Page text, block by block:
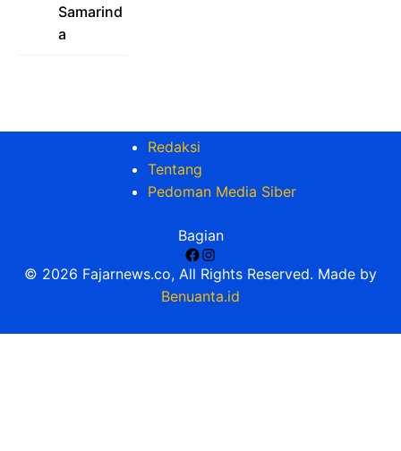
Samarind
a
Redaksi
Tentang
Pedoman Media Siber
Bagian
Facebook
Instagram
© 2026 Fajarnews.co, All Rights Reserved. Made by
Benuanta.id